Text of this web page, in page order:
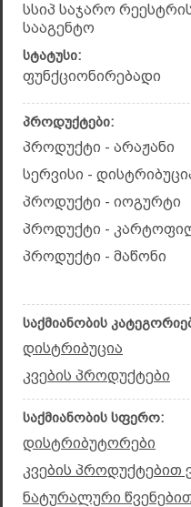
სსიპ საჯარო
სააგენტო
სტატუსი:
ფუნქციონირებადი
პროდუქტები:
პროდუქტი - არაჟანი
სერვისი -
პროდუქტი - იოგურტი
პროდუქტი -
პროდუქტი - მაწონი
საქმიანობის
დისტრიბუცია
კვების პროდუქტები
საქმიანობის სფერო:
დისტრიბუტორები
კვების პროდუქტებით
ნატურალური